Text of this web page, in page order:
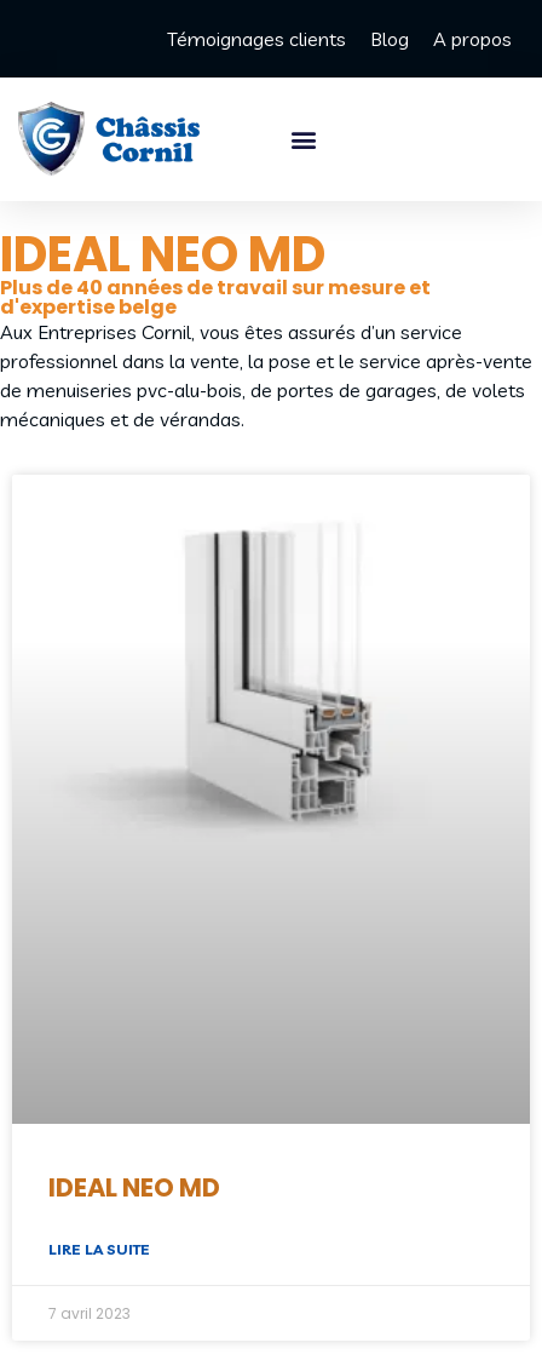
Témoignages clients Blog A propos
IDEAL NEO MD
Plus de 40 années de travail sur mesure et
d'expertise belge
Aux Entreprises Cornil, vous êtes assurés d’un service
professionnel dans la vente, la pose et le service après-vente
de menuiseries pvc-alu-bois, de portes de garages, de volets
mécaniques et de vérandas.
IDEAL NEO MD
LIRE LA SUITE
7 avril 2023